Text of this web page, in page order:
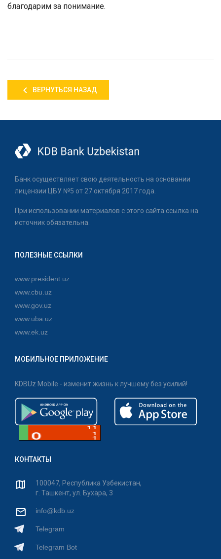
благодарим за понимание.
ВЕРНУТЬСЯ НАЗАД
Банк осуществляет свою деятельность на основании
лицензии ЦБУ №5 от 27 октября 2017 года.
При использовании материалов с этого сайта ссылка на
источник обязательна.
ПОЛЕЗНЫЕ ССЫЛКИ
www.president.uz
www.cbu.uz
www.gov.uz
www.uba.uz
www.ek.uz
МОБИЛЬНОЕ ПРИЛОЖЕНИЕ
KDBUz Mobile - изменит жизнь к лучшему без усилий!
КОНТАКТЫ
100047, Республика Узбекистан,
г. Ташкент, ул. Бухара, 3
info@kdb.uz
Telegram
Telegram Bot